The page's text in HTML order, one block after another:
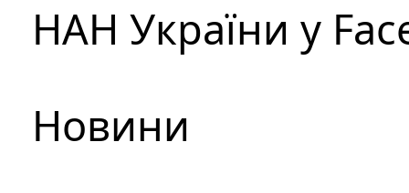
НАН України у
Новини